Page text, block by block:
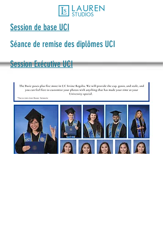
Session de base UCI
Séance de remise des diplômes UCI
Session Exécutive UCI